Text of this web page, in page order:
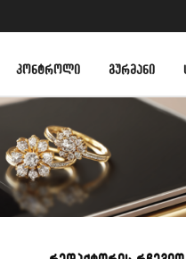
ᲙᲝᲜᲢᲠᲝᲚᲘ ᲒᲣᲠᲛᲐᲜᲘ